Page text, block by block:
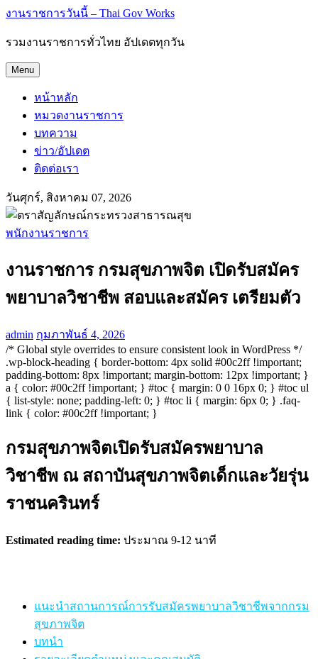
งานราชการวันนี้ – Thai Gov Works
รวมงานราชการทั่วไทย อัปเดตทุกวัน
Menu
หน้าหลัก
หมวดงานราชการ
บทความ
ข่าว/อัปเดต
ติดต่อเรา
วันศุกร์, สิงหาคม 07, 2026
พนักงานราชการ
งานราชการ กรมสุขภาพจิต เปิดรับสมัคร
พยาบาลวิชาชีพ สอบและสมัคร เตรียมตัว
admin กุมภาพันธ์ 4, 2026
/* Global style overrides to ensure consistent look in WordPress */
.wp-block-heading { border-bottom: 4px solid #00c2ff !important;
padding-bottom: 8px !important; margin-bottom: 12px !important; }
a { color: #00c2ff !important; } #toc { margin: 0 0 16px 0; } #toc ul
{ list-style: none; padding-left: 0; } #toc li { margin: 6px 0; } .faq-
link { color: #00c2ff !important; }
กรมสุขภาพจิตเปิดรับสมัครพยาบาล
วิชาชีพ ณ สถาบันสุขภาพจิตเด็กและวัยรุ่น
ราชนครินทร์
Estimated reading time: ประมาณ 9-12 นาที
แนะนำสถานการณ์การรับสมัครพยาบาลวิชาชีพจากกรม
สุขภาพจิต
บทนำ